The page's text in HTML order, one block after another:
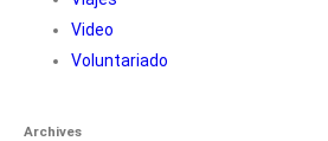
Video
Voluntariado
Archives